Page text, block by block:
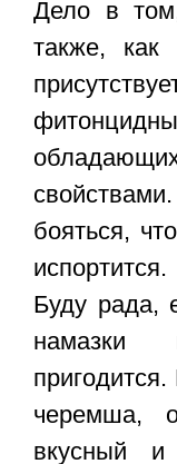
Дело в
также,
бояться,
Буду рада,
намазки
черемша,
вкусный